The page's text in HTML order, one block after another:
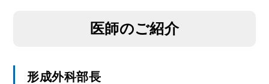
医師のご紹介
形成外科部長